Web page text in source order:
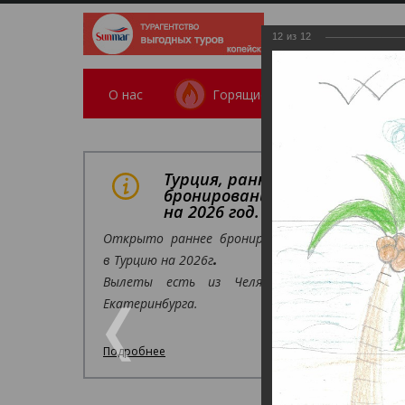
О нас Горящие Поиск тура
/
Турция, раннее
бронирование
на 2026 год.
Открыто раннее бронирование
в Турцию на 2026г.
Вылеты есть из Челябинска,
Екатеринбурга.
Подробнее
Дети
02.05.2025
12 из 12